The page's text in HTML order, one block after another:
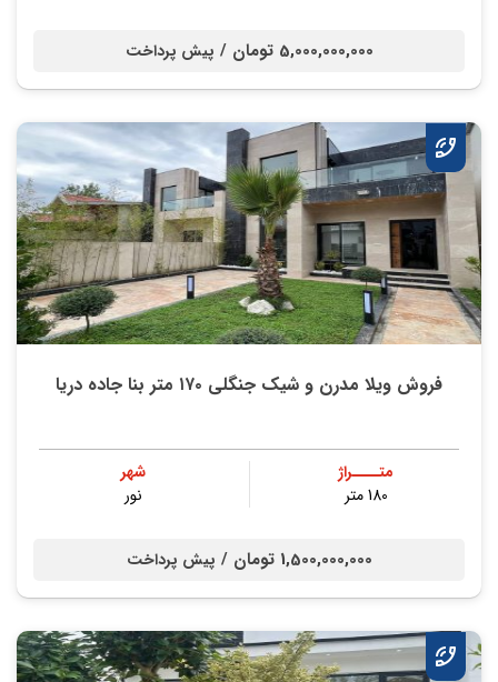
5,000,000,000 تومان / پیش پرداخت
فروش ویلا مدرن و شیک جنگلی ۱۷۰ متر بنا جاده دریا
متــــراژ
180 متر
شهر
نور
1,500,000,000 تومان / پیش پرداخت